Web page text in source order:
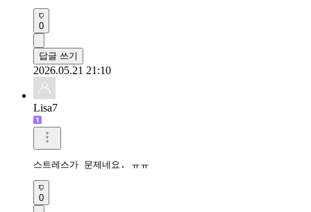
0
답글 쓰기
2026.05.21 21:10
Lisa7
스트레스가 문제네요. ㅠㅠ
0